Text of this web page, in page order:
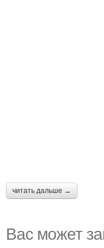
читать дальше →
Вас может